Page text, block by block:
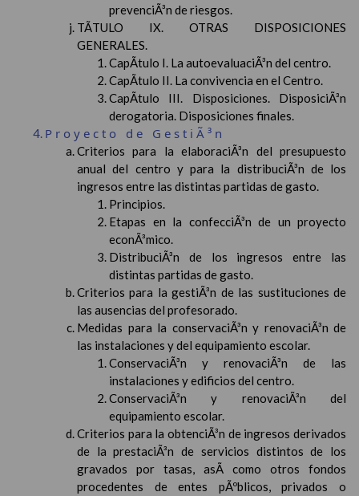
prevenciÃ³n de riesgos.
TÃTULO IX. OTRAS DISPOSICIONES
GENERALES.
CapÃ­tulo I. La autoevaluaciÃ³n del centro.
CapÃ­tulo II. La convivencia en el Centro.
CapÃ­tulo III. Disposiciones. DisposiciÃ³n
derogatoria. Disposiciones finales.
Proyecto de GestiÃ³n
Criterios para la elaboraciÃ³n del presupuesto
anual del centro y para la distribuciÃ³n de los
ingresos entre las distintas partidas de gasto.
Principios.
Etapas en la confecciÃ³n de un proyecto
econÃ³mico.
DistribuciÃ³n de los ingresos entre las
distintas partidas de gasto.
Criterios para la gestiÃ³n de las sustituciones de
las ausencias del profesorado.
Medidas para la conservaciÃ³n y renovaciÃ³n de
las instalaciones y del equipamiento escolar.
ConservaciÃ³n y renovaciÃ³n de las
instalaciones y edificios del centro.
ConservaciÃ³n y renovaciÃ³n del
equipamiento escolar.
Criterios para la obtenciÃ³n de ingresos derivados
de la prestaciÃ³n de servicios distintos de los
gravados por tasas, asÃ­ como otros fondos
procedentes de entes pÃºblicos, privados o